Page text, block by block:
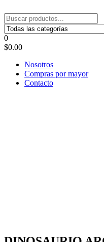
al
contenido
Tel: 22087679 – Cel: 097
0
$0.00
Nosotros
Compras por mayor
Contacto